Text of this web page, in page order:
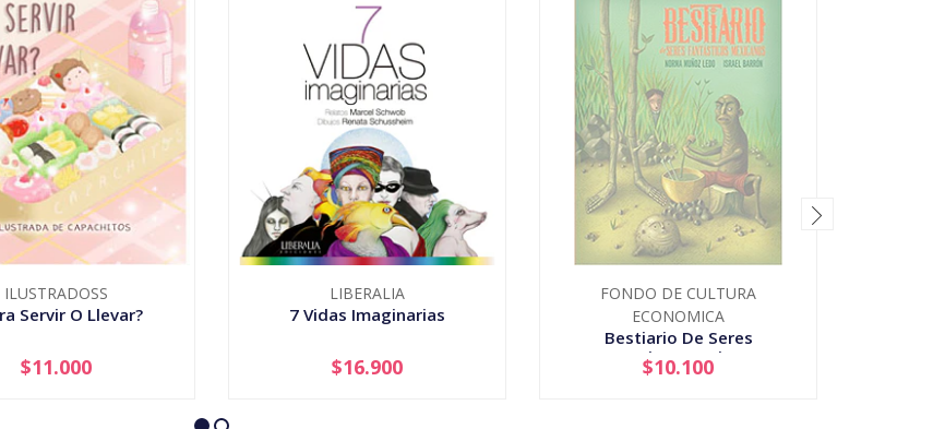
ILUSTRADOSS
Servir O Llevar?
+
$11.000
LIBERALIA
7 Vidas Imaginarias
+
$16.900
FONDO DE CULTURA
ECONOMICA
Bestiario De Seres
Fantasticos Mexicanos
AGOTADO
$10.100